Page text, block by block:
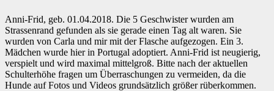
Anni-Frid, geb. 01.04.2018. Die 5 Geschwister wurden am
Strassenrand gefunden als sie gerade einen Tag alt waren. Sie
wurden von Carla und mir mit der Flasche aufgezogen. Ein 3.
Mädchen wurde hier in Portugal adoptiert. Anni-Frid ist neugierig,
verspielt und wird maximal mittelgroß. Bitte nach der aktuellen
Schulterhöhe fragen um Überraschungen zu vermeiden, da die
Hunde auf Fotos und Videos grundsätzlich größer rüberkommen.